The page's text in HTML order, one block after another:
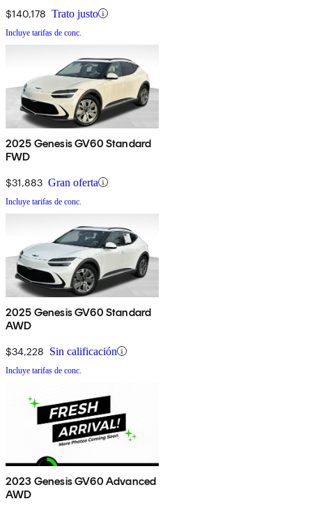
$140,178 Trato justo
Incluye tarifas de conc.
2025 Genesis GV60 Standard
FWD
$31,883 Gran oferta
Incluye tarifas de conc.
2025 Genesis GV60 Standard
AWD
$34,228 Sin calificación
Incluye tarifas de conc.
2023 Genesis GV60 Advanced
AWD